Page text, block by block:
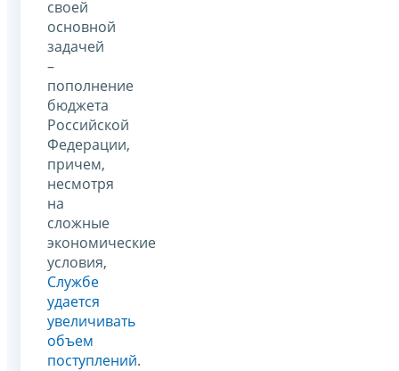
своей
основной
задачей
–
пополнение
бюджета
Российской
Федерации,
причем,
несмотря
на
сложные
экономические
условия,
Службе
удается
увеличивать
объем
поступлений.